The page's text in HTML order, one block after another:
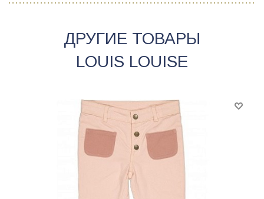
ДРУГИЕ ТОВАРЫ
LOUIS LOUISE